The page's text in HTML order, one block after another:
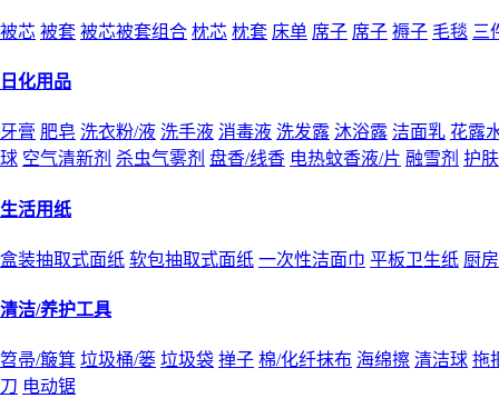
被芯 被套 被芯被套组合 枕芯 枕套 床单 席子 席子 褥子 毛毯 三
日化用品
牙膏 肥皂 洗衣粉/液 洗手液 消毒液 洗发露 沐浴露 洁面乳 花露
球 空气清新剂 杀虫气雾剂 盘香/线香 电热蚊香液/片 融雪剂 护
生活用纸
盒装抽取式面纸 软包抽取式面纸 一次性洁面巾 平板卫生纸 厨
清洁/养护工具
笤帚/簸箕 垃圾桶/篓 垃圾袋 掸子 棉/化纤抹布 海绵擦 清洁球 拖
刀 电动锯